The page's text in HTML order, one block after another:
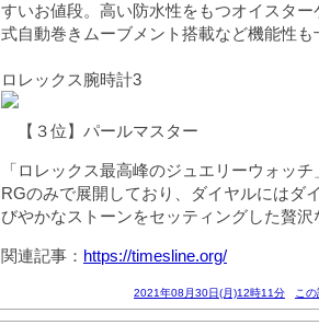
すいお値段。高い防水性をもつオイスタ
式自動巻きムーブメント搭載など機能性
ロレックス腕時計3
【３位】パールマスター
「ロレックス最高峰のジュエリーウォッ
RGのみで展開しており、ダイヤルにはダ
びやかなストーンをセッティングした贅
関連記事： https://timesline.org/
2021年08月30日(月)12時11分 こ